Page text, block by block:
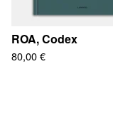
ROA, Codex
80,00€